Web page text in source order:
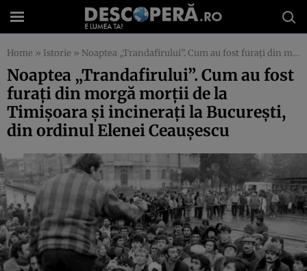
Home » Istorie » Noaptea „Trandafirului”. Cum au fost furaţi din morgă morţii de la Timişoara şi incineraţi la Bucureşti, din ordinul Elenei Ceauşescu
Noaptea „Trandafirului”. Cum au fost
furaţi din morgă morţii de la
Timişoara şi incineraţi la Bucureşti,
din ordinul Elenei Ceauşescu